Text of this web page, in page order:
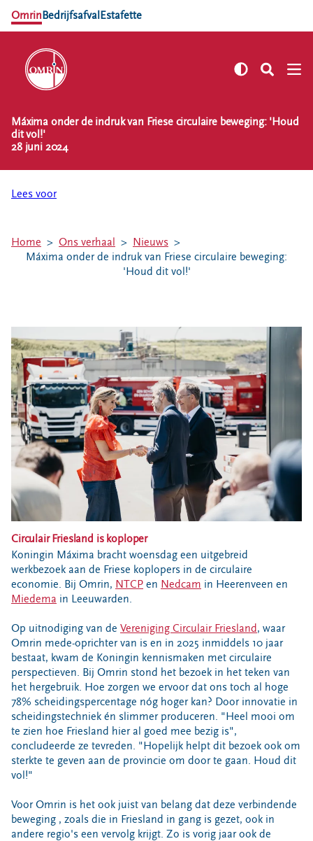
OmrinBedrijfsafval Estafette
NL EN
Zelf regelen
Omrin Afvalapp
Milieustraten
Milieupas aanvragen
Ons verhaal
Nieuws
Ontdek Omrin
Over Omrin
Hier werken we aan
Ecopark De Wierde
Reststoffen Energie Centrale
Projecten
Contact
Storing, klacht of vraag
Klantenservice SYP
VeeIgestelde vragen
Pers
Locaties
Werken bij
Voor gemeenten
Voor leveranciers en bezoekers
Máxima onder de indruk van Friese circulaire beweging: 'Houd
dit vol!'
28 juni 2024
Lees voor
Home Ons verhaal
Nieuws
Máxima onder de indruk van Friese circulaire beweging:
'Houd dit vol!'
Circulair Friesland is koploper
Koningin Máxima bracht woensdag een uitgebreid
werkbezoek aan de Friese koplopers in de circulaire
economie. Bij Omrin, NTCP en Nedcam in Heerenveen en
Miedema in Leeuwarden.
Op uitnodiging van de Vereniging Circulair Friesland, waar
Omrin mede-oprichter van is en in 2025 inmiddels 10 jaar
bestaat, kwam de Koningin kennismaken met circulaire
perspectieven. Bij Omrin stond het bezoek in het teken van
het hergebruik. Hoe zorgen we ervoor dat ons toch al hoge
78% scheidingspercentage nóg hoger kan? Door innovatie in
scheidingstechniek én slimmer produceren. "Heel mooi om
te zien hoe Friesland hier al goed mee bezig is",
concludeerde ze tevreden. "Hopelijk helpt dit bezoek ook om
sterkte te geven aan de provincie om door te gaan. Houd dit
vol!"
Voor Omrin is het ook juist van belang dat deze verbindende
beweging , zoals die in Friesland in gang is gezet, ook in
andere regio's een vervolg krijgt. Zo is vorig jaar ook de